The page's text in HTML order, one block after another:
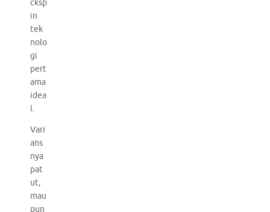
cksp
in
tek
nolo
gi
pert
ama
idea
l.
Vari
ans
nya
pat
ut,
mau
pun